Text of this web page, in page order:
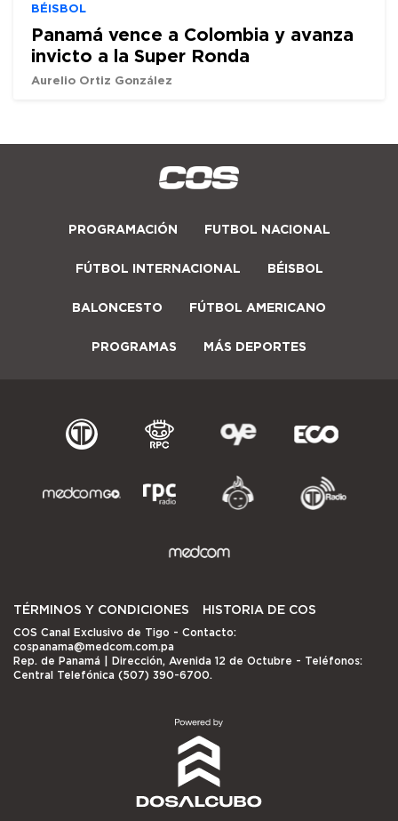
BÉISBOL
Panamá vence a Colombia y avanza
invicto a la Super Ronda
Aurelio Ortiz González
PROGRAMACIÓN FUTBOL NACIONAL
FÚTBOL INTERNACIONAL BÉISBOL
BALONCESTO FÚTBOL AMERICANO
PROGRAMAS MÁS DEPORTES
TÉRMINOS Y CONDICIONES HISTORIA DE COS
COS Canal Exclusivo de Tigo - Contacto:
cospanama@medcom.com.pa
Rep. de Panamá | Dirección, Avenida 12 de Octubre - Teléfonos:
Central Telefónica (507) 390-6700.